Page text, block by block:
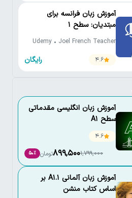
آموزش زبان فرانسه برای
مبتدیان: سطح 1
Udemy • Joel French Teacher
4.6
رایگان
آموزش زبان انگلیسی مقدماتی
سطح A1
4.6
1,799,000
899,500تومان 50٪
آموزش زبان آلمانی A1.1 بر
اساس کتاب منشن